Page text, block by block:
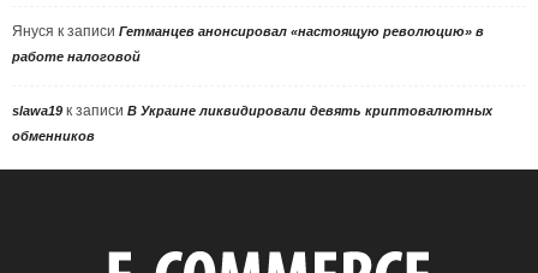
Януся к записи Гетманцев анонсировал «настоящую революцию» в
работе налоговой
slawa19 к записи В Украине ликвидировали девять криптовалютных
обменников